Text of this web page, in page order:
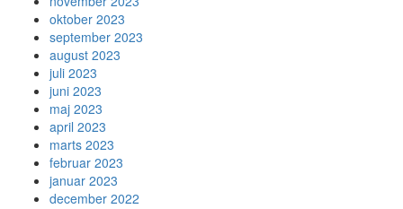
oktober 2023
september 2023
august 2023
juli 2023
juni 2023
maj 2023
april 2023
marts 2023
februar 2023
januar 2023
december 2022